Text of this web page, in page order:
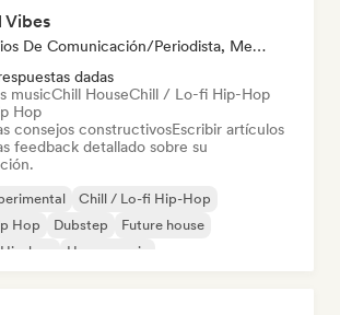
Vibes
Medios De Comunicación/Periodista, Mentor, Experto En Sonido
dadas
musicChill HouseChill / Lo-fi Hip-Hop
Hop
consejos constructivosEscribir artículos
feedback detallado sobre su
Chill / Lo-fi Hip-Hop
Hop
Dubstep
Future house
Hip-hop House music